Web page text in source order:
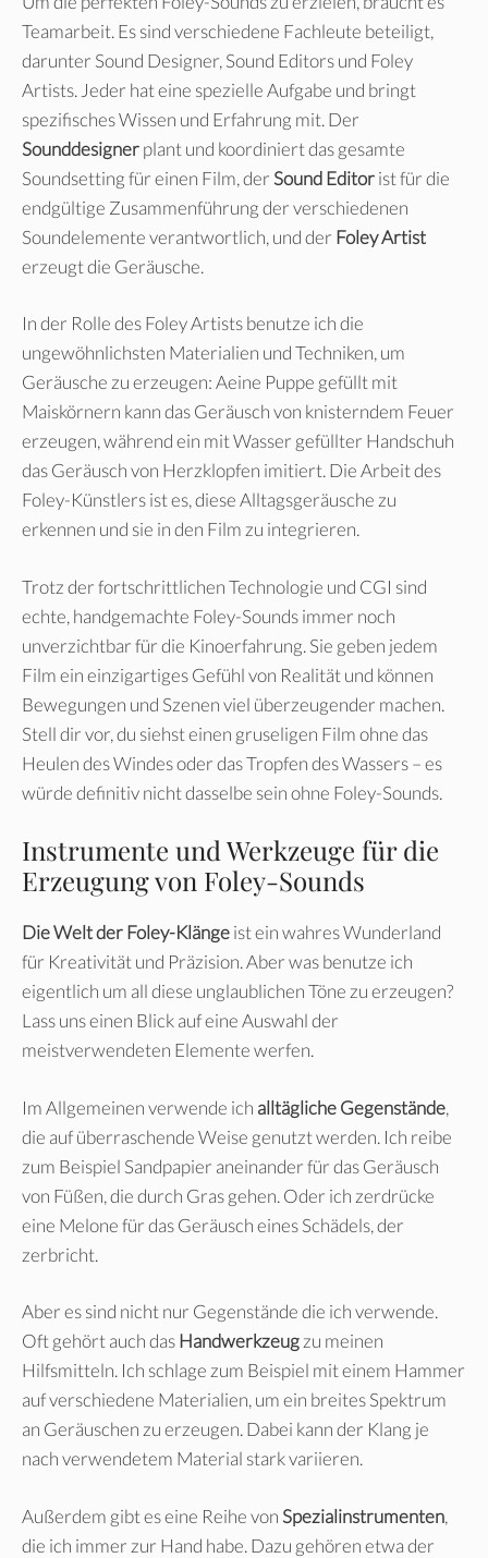
Teamarbeit. Es sind verschiedene Fachleute beteiligt,
darunter Sound Designer, Sound Editors und Foley
Artists. Jeder hat eine spezielle Aufgabe und bringt
spezifisches Wissen und Erfahrung mit. Der
Sounddesignerplant und koordiniert das gesamte
Soundsetting für einen Film, derSound Editorist für die
endgültige Zusammenführung der verschiedenen
Soundelemente verantwortlich, und der Foley Artist
erzeugt die Geräusche.
In der Rolle des Foley Artists benutze ich die
ungewöhnlichsten Materialien und Techniken, um
Geräusche zu erzeugen: Aeine Puppe gefüllt mit
Maiskörnern kann das Geräusch von knisterndem Feuer
erzeugen, während ein mit Wasser gefüllter Handschuh
das Geräusch von Herzklopfen imitiert. Die Arbeit des
Foley-Künstlers ist es, diese Alltagsgeräusche zu
erkennen und sie in den Film zu integrieren.
Trotz der fortschrittlichen Technologie und CGI sind
echte, handgemachte Foley-Sounds immer noch
unverzichtbar für die Kinoerfahrung. Sie geben jedem
Film ein einzigartiges Gefühl von Realität und können
Bewegungen und Szenen viel überzeugender machen.
Stell dir vor, du siehst einen gruseligen Film ohne das
Heulen des Windes oder das Tropfen des Wassers – es
würde definitiv nicht dasselbe sein ohne Foley-Sounds.
Instrumente und Werkzeuge für die
Erzeugung von Foley-Sounds
Die Welt der Foley-Klängeist ein wahres Wunderland
für Kreativität und Präzision. Aber was benutze ich
eigentlich um all diese unglaublichen Töne zu erzeugen?
Lass uns einen Blick auf eine Auswahl der
meistverwendeten Elemente werfen.
Im Allgemeinen verwende ich alltägliche Gegenstände,
die auf überraschende Weise genutzt werden. Ich reibe
zum Beispiel Sandpapier aneinander für das Geräusch
von Füßen, die durch Gras gehen. Oder ich zerdrücke
eine Melone für das Geräusch eines Schädels, der
zerbricht.
Aber es sind nicht nur Gegenstände die ich verwende.
Oft gehört auch dasHandwerkzeugzu meinen
Hilfsmitteln. Ich schlage zum Beispiel mit einem Hammer
auf verschiedene Materialien, um ein breites Spektrum
an Geräuschen zu erzeugen. Dabei kann der Klang je
nach verwendetem Material stark variieren.
Außerdem gibt es eine Reihe vonSpezialinstrumenten,
die ich immer zur Hand habe. Dazu gehören etwa der